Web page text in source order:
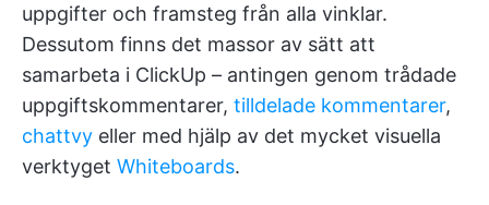
uppgifter och framsteg från alla vinklar.
Dessutom finns det massor av sätt att
samarbeta i ClickUp – antingen genom trådade
uppgiftskommentarer, tilldelade kommentarer,
chattvy eller med hjälp av det mycket visuella
verktyget Whiteboards.